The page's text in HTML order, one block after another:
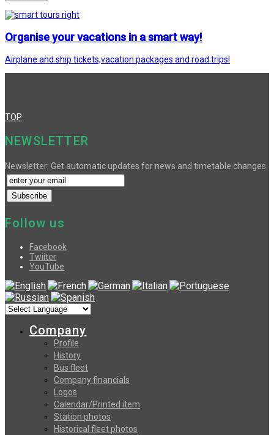
Organise your vacations in a smart way!
Airplane and ship tickets,vacation packages and road trips!
TOP
NEWSLETTER
Newsletter: Get automatic updates for news and timetable changes
Follow us
Facebook
Twiiter
YouTube
Company
Profile
History
Bus fleet
Company financials
Logos
Calendar/Printed item
Station photos
Historical fleet photos